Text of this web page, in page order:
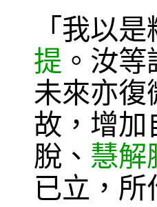
「我以
提 。汝
未來亦復
故，增加
脫、 慧解
已立，所